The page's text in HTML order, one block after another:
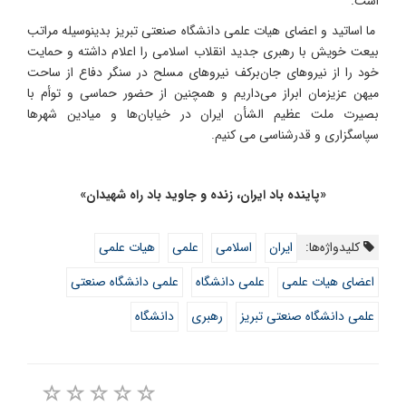
ما اساتید و اعضای هیات علمی دانشگاه صنعتی تبریز بدینوسیله مراتب
بیعت خویش با رهبری جدید انقلاب اسلامی را اعلام داشته و حمایت
خود را از نیروهای جان‌برکف نیروهای مسلح در سنگر دفاع از ساحت
میهن عزیزمان ابراز می‌داریم و همچنین از حضور حماسی و توأم با
بصیرت ملت عظیم الشأن ایران در خیابان‌ها و میادین شهرها
سپاسگزاری و قدرشناسی می کنیم.
«پاینده باد ایران، زنده و جاوید باد راه شهیدان»
کلیدواژه‌ها: ایران اسلامی علمی
هیات علمی
اعضای هیات علمی
علمی دانشگاه
علمی دانشگاه صنعتی
علمی دانشگاه صنعتی تبریز
رهبری دانشگاه